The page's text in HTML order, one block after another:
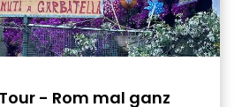
- Rom mal ganz